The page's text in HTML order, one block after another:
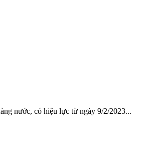
nước, có hiệu lực từ ngày 9/2/2023...